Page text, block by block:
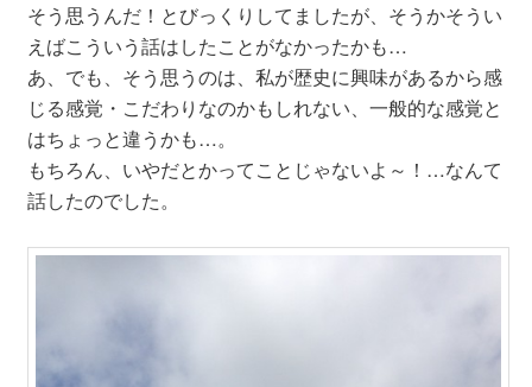
そう思うんだ！とびっくりしてましたが、そうかそうい
えばこういう話はしたことがなかったかも…
あ、でも、そう思うのは、私が歴史に興味があるから感
じる感覚・こだわりなのかもしれない、一般的な感覚と
はちょっと違うかも…。
もちろん、いやだとかってことじゃないよ～！…なんて
話したのでした。